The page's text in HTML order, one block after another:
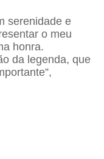
serenidade e
o meu
honra.
da legenda, que